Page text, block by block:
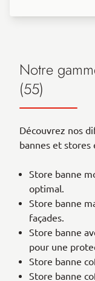
Notre
(55)
Découvrez nos
bannes et stores
Store banne
optimal.
Store banne
façades.
Store banne
pour une
Store banne
Store banne